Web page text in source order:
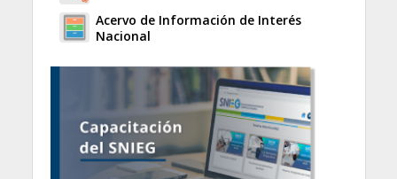
Acervo de Información de Interés
Nacional